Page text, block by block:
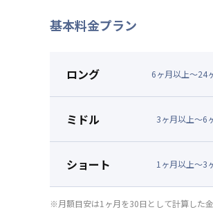
基本料金プラン
ロング 6ヶ月以上～24
ミドル 3ヶ月以上～6
ショート 1 ヶ月以上～3
※月額目安は1ヶ月を30日として計算した